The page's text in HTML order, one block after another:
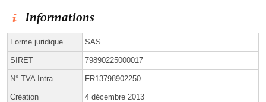
Informations
Forme juridique SAS
SIRET 79890225000017
N° TVA Intra. FR13798902250
Création 4 décembre 2013